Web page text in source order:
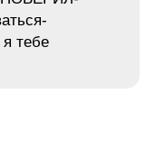
я тебе